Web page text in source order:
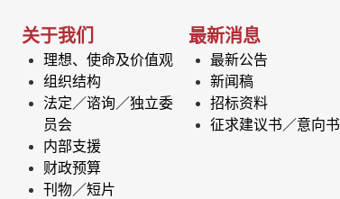
关于我们
理想、使命及价值观
组织结构
法定／谘询／独立委
员会
内部支援
财政预算
刊物／短片
最新消息
最新公告
新闻稿
招标资料
征求建议书／意向书